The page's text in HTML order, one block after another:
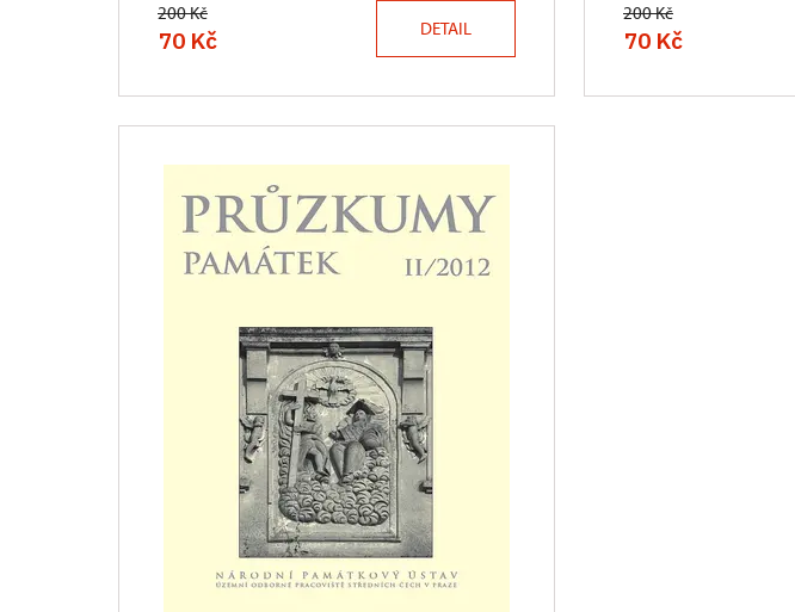
200 Kč
70 Kč DETAIL
200 Kč
70 Kč